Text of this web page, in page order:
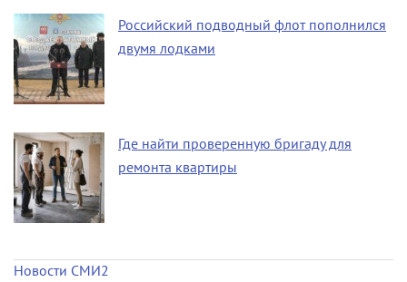
Российский подводный флот пополнился
двумя лодками
Где найти проверенную бригаду для
ремонта квартиры
Новости СМИ2